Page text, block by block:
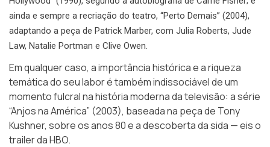
ainda e sempre a recriação do teatro, “Perto Demais” (2004),
adaptando a peça de Patrick Marber, com Julia Roberts, Jude
Law, Natalie Portman e Clive Owen.
Em qualquer caso, a importância histórica e a riqueza
temática do seu labor é também indissociável de um
momento fulcral na história moderna da televisão: a série
“Anjos na América” (2003), baseada na peça de Tony
Kushner, sobre os anos 80 e a descoberta da sida — eis o
trailer da HBO.